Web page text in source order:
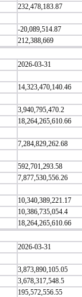
232,478,183.87
-20,089,514.87
212,388,669
2026-03-31
14,323,470,140.46
3,940,795,470.2
18,264,265,610.66
7,284,829,262.68
592,701,293.58
7,877,530,556.26
10,340,389,221.17
10,386,735,054.4
18,264,265,610.66
2026-03-31
3,873,890,105.05
3,678,317,548.5
195,572,556.55